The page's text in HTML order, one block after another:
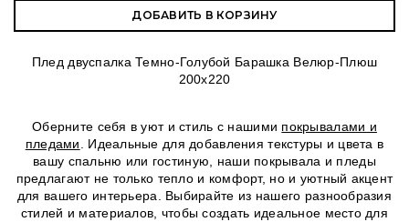
ДОБАВИТЬ В КОРЗИНУ
Плед двуспалка Темно-Голубой Барашка Велюр-Плюш
200х220
Оберните себя в уют и стиль с нашими покрывалами и
пледами
. Идеальные для добавления текстуры и цвета в
вашу спальню или гостиную, наши покрывала и пледы
предлагают не только тепло и комфорт, но и уютный акцент
для вашего интерьера. Выбирайте из нашего разнообразия
стилей и материалов, чтобы создать идеальное место для